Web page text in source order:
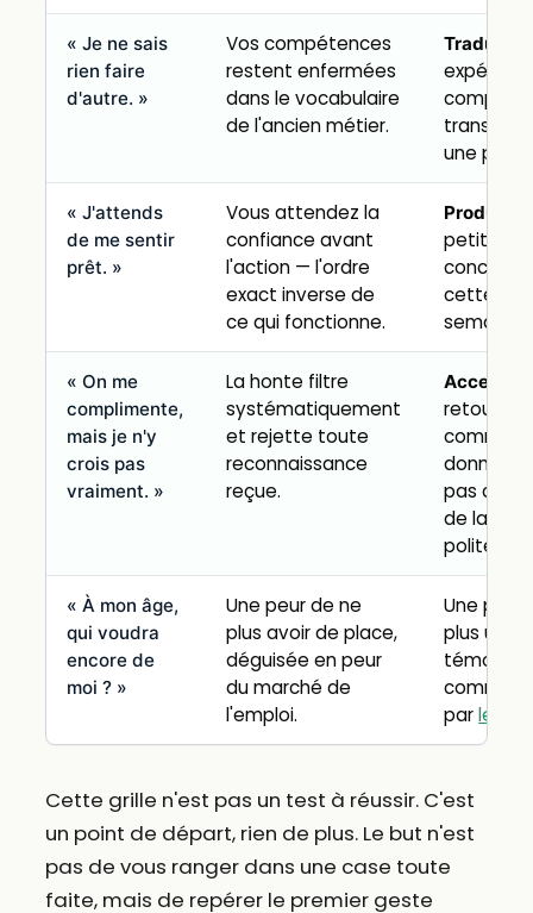
« Je ne sais
rien faire
d'autre. »
Vos compétences
restent enfermées
dans le vocabulaire
de l'ancien métier.
Traduire
une par
« J'attends
de me sentir
prêt. »
Vous attendez la
confiance avant
l'action — l'ordre
exact inverse de
ce qui fonctionne.
Produire
petite
cette
semaine.
« On me
complimente,
mais je n'y
crois pas
vraiment. »
La honte filtre
systématiquement
et rejette toute
reconnaissance
reçue.
Accepter
retour
comme
donnée
pas
de la
politesse.
« À mon âge,
qui voudra
encore de
moi ? »
Une peur de ne
plus avoir de place,
déguisée en peur
du marché de
l'emploi.
Une
plus un
témoin :
parle
Cette grille n'est pas un test à réussir. C'est
un point de départ, rien de plus. Le but n'est
pas de vous ranger dans une case toute
faite, mais de repérer le premier geste